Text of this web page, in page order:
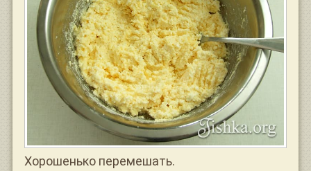
Хорошенько перемешать.